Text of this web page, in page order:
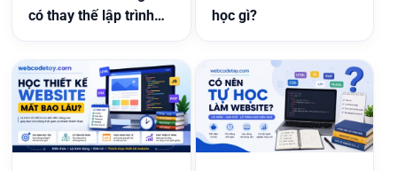
có thay thế lập trình
học gì?